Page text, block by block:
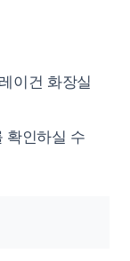
이건 화장실
확인하실 수